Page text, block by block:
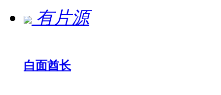
有片源
白面酋长